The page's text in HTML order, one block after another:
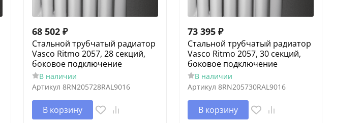
68 502 ₽
Cтальной трубчатый радиатор
Vasco Ritmo 2057, 28 секций,
боковое подключение
В наличии
Артикул 8RN205728RAL9016
В корзину
73 395 ₽
Cтальной трубчатый радиатор
Vasco Ritmo 2057, 30 секций,
боковое подключение
В наличии
Артикул 8RN205730RAL9016
В корзину